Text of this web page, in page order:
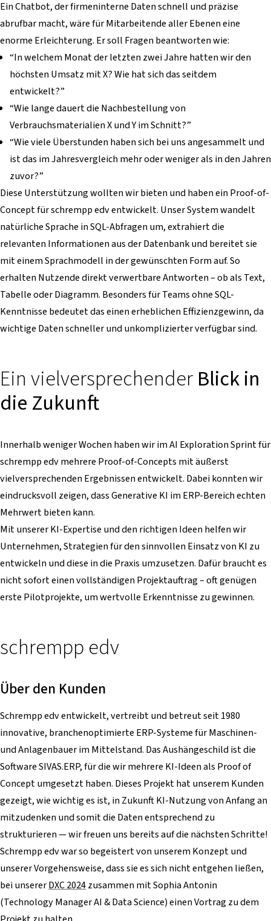
Ein Chatbot, der firmeninterne Daten schnell und präzise
abrufbar macht, wäre für Mitarbeitende aller Ebenen eine
enorme Erleichterung. Er soll Fragen beantworten wie:
“In welchem Monat der letzten zwei Jahre hatten wir den
höchsten Umsatz mit X? Wie hat sich das seitdem
entwickelt?”
“Wie lange dauert die Nachbestellung von
Verbrauchsmaterialien X und Y im Schnitt?”
“Wie viele Überstunden haben sich bei uns angesammelt und
ist das im Jahresvergleich mehr oder weniger als in den Jahren
zuvor?”
Diese Unterstützung wollten wir bieten und haben ein Proof-of-
Concept für schrempp edv entwickelt. Unser System wandelt
natürliche Sprache in SQL-Abfragen um, extrahiert die
relevanten Informationen aus der Datenbank und bereitet sie
mit einem Sprachmodell in der gewünschten Form auf. So
erhalten Nutzende direkt verwertbare Antworten – ob als Text,
Tabelle oder Diagramm. Besonders für Teams ohne SQL-
Kenntnisse bedeutet das einen erheblichen Effizienzgewinn, da
wichtige Daten schneller und unkomplizierter verfügbar sind.
Ein vielversprechender Blick in
die Zukunft
Innerhalb weniger Wochen haben wir im AI Exploration Sprint für
schrempp edv mehrere Proof-of-Concepts mit äußerst
vielversprechenden Ergebnissen entwickelt. Dabei konnten wir
eindrucksvoll zeigen, dass Generative KI im ERP-Bereich echten
Mehrwert bieten kann.
Mit unserer KI-Expertise und den richtigen Ideen helfen wir
Unternehmen, Strategien für den sinnvollen Einsatz von KI zu
entwickeln und diese in die Praxis umzusetzen. Dafür braucht es
nicht sofort einen vollständigen Projektauftrag – oft genügen
erste Pilotprojekte, um wertvolle Erkenntnisse zu gewinnen.
schrempp edv
Über den Kunden
Schrempp edv entwickelt, vertreibt und betreut seit 1980
innovative, branchenoptimierte ERP-Systeme für Maschinen-
und Anlagenbauer im Mittelstand. Das Aushängeschild ist die
Software SIVAS.ERP, für die wir mehrere KI-Ideen als Proof of
Concept umgesetzt haben. Dieses Projekt hat unserem Kunden
gezeigt, wie wichtig es ist, in Zukunft KI-Nutzung von Anfang an
mitzudenken und somit die Daten entsprechend zu
strukturieren — wir freuen uns bereits auf die nächsten Schritte!
Schrempp edv war so begeistert von unserem Konzept und
unserer Vorgehensweise, dass sie es sich nicht entgehen ließen,
bei unsererDXC 2024zusammen mit Sophia Antonin
(Technology Manager AI & Data Science) einen Vortrag zu dem